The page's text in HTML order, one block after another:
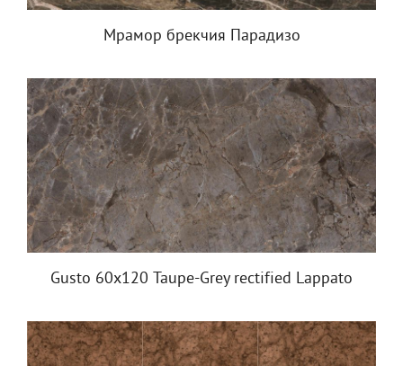
Мрамор брекчия Парадизо
Gusto 60х120 Taupe-Grey rectified Lappato